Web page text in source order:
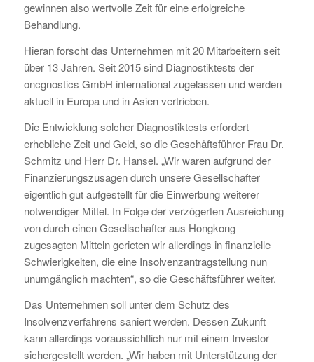
gewinnen also wertvolle Zeit für eine erfolgreiche
Behandlung.
Hieran forscht das Unternehmen mit 20 Mitarbeitern seit
über 13 Jahren. Seit 2015 sind Diagnostiktests der
oncgnostics GmbH international zugelassen und werden
aktuell in Europa und in Asien vertrieben.
Die Entwicklung solcher Diagnostiktests erfordert
erhebliche Zeit und Geld, so die Geschäftsführer Frau Dr.
Schmitz und Herr Dr. Hansel. „Wir waren aufgrund der
Finanzierungszusagen durch unsere Gesellschafter
eigentlich gut aufgestellt für die Einwerbung weiterer
notwendiger Mittel. In Folge der verzögerten Ausreichung
von durch einen Gesellschafter aus Hongkong
zugesagten Mitteln gerieten wir allerdings in finanzielle
Schwierigkeiten, die eine Insolvenzantragstellung nun
unumgänglich machten“, so die Geschäftsführer weiter.
Das Unternehmen soll unter dem Schutz des
Insolvenzverfahrens saniert werden. Dessen Zukunft
kann allerdings voraussichtlich nur mit einem Investor
sichergestellt werden. „Wir haben mit Unterstützung der